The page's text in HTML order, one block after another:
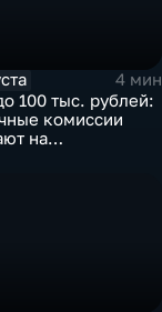
4 мин
100 тыс. рублей:
комиссии
на